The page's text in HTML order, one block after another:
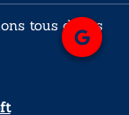
tous droits